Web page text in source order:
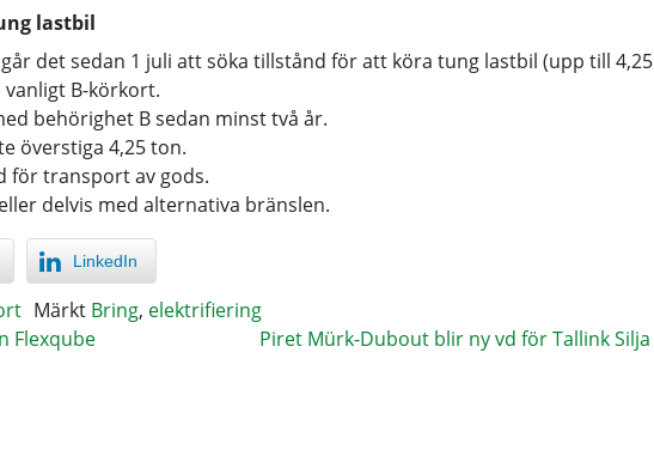
lastbil
det sedan 1 juli att söka tillstånd för att köra tung lastbil (upp till 4,25
B-körkort.
behörighet B sedan minst två år.
överstiga 4,25 ton.
för transport av gods.
delvis med alternativa bränslen.
LinkedIn
Märkt Bring, elektrifiering
Flexqube
Piret Mürk-Dubout blir ny vd för Tallink Silja